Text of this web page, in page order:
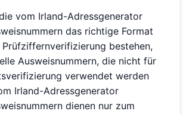
vom Irland-Adressgenerator
das richtige Format
Prüfziffernverifizierung bestehen,
Ausweisnummern, die nicht für
verwendet werden
Irland-Adressgenerator
dienen nur zum